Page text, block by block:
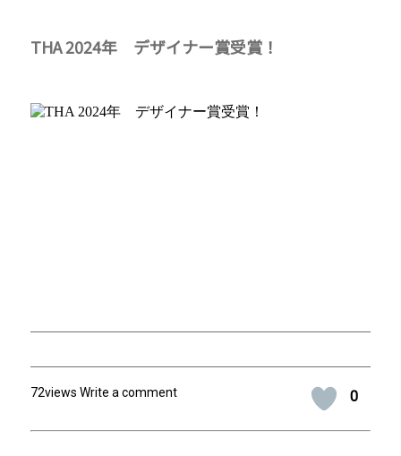
THA 2024年 デザイナー賞受賞！
72views Write a comment 0